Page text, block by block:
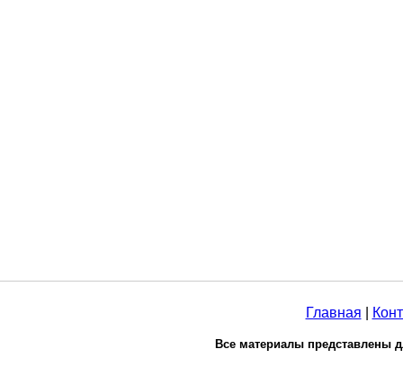
Главная
Все материалы представлены